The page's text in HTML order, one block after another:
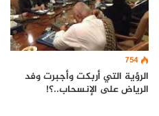
754
الرؤية التي أربكت وأجبرت وفد
الرياض على الإنسحاب..؟!